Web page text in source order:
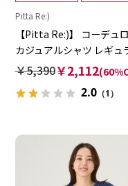
Pitta Re:)
【Pitta Re:)】 コーデュ
カジュアルシャツ レギュ
長袖 レディース
￥5,390￥2,112
2.0（1）